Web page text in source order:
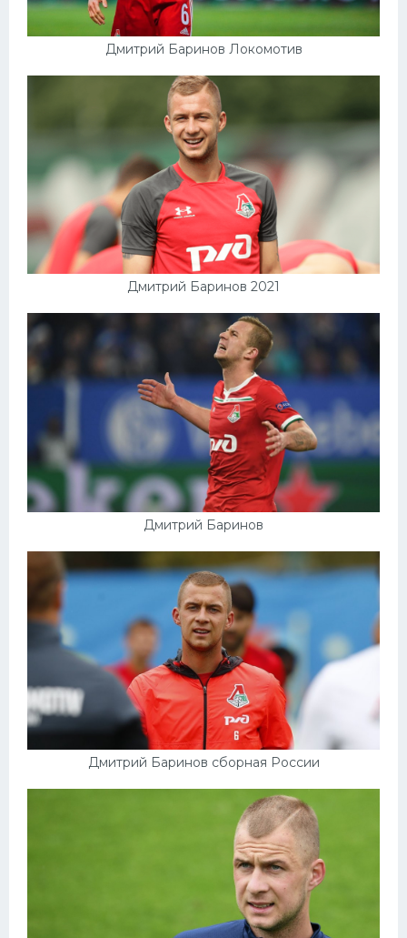
Дмитрий Баринов Локомотив
Дмитрий Баринов 2021
Дмитрий Баринов
Дмитрий Баринов сборная России